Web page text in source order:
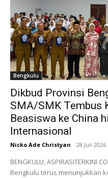
Bengkulu
Dikbud Provinsi
SMA/SMK Tembus
Beasiswa ke China
Internasional
Nicko Ade Christyan - 28 Juli 2026
BENGKULU,
Bengkulu terus menunjukkan